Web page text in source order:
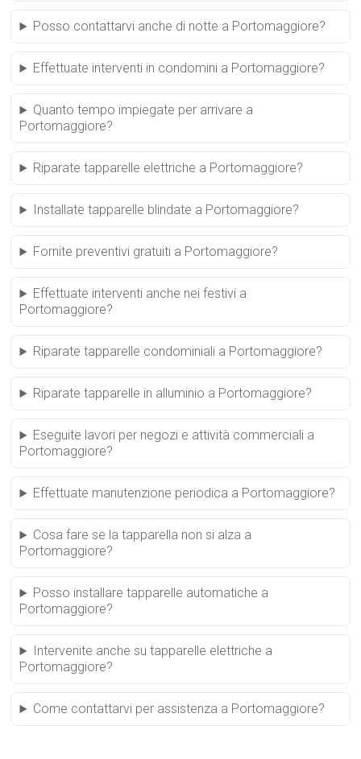
Posso contattarvi anche di notte a Portomaggiore?
Effettuate interventi in condomini a Portomaggiore?
Quanto tempo impiegate per arrivare a
Portomaggiore?
Riparate tapparelle elettriche a Portomaggiore?
Installate tapparelle blindate a Portomaggiore?
Fornite preventivi gratuiti a Portomaggiore?
Effettuate interventi anche nei festivi a
Portomaggiore?
Riparate tapparelle condominiali a Portomaggiore?
Riparate tapparelle in alluminio a Portomaggiore?
Eseguite lavori per negozi e attività commerciali a
Portomaggiore?
Effettuate manutenzione periodica a Portomaggiore?
Cosa fare se la tapparella non si alza a
Portomaggiore?
Posso installare tapparelle automatiche a
Portomaggiore?
Intervenite anche su tapparelle elettriche a
Portomaggiore?
Come contattarvi per assistenza a Portomaggiore?